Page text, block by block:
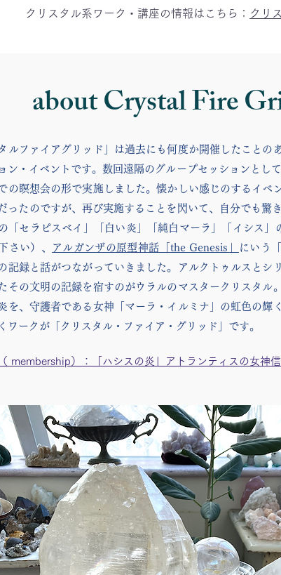
クリスタル系ワーク・講座の情報はこちら： クリ
about Crystal Fire
ルファイアグリッド」は過去にも何度か開催したことの
ン・イベントです。数回遠隔のグループセッションとし
の瞑想会の形で実施しました。懐かしい感じのするイベ
ったのですが、再び実施することを閃いて、自分でも驚
「セラピスベイ」「白い炎」「純白マーラ」「イシス」
さい）、
アルガンザの原型神話「the Genesis」
にいう
記録と話がつながっていきました。アルクトゥルスとシ
その文明の記録を宿すのがウラルのマスタークリスタル
を、守護者である女神「マーラ・イルミナ」の虹色の輝
ワークが「クリスタル・ファイア・グリッド」です。
membership）：「ハシスの炎」アトランティスの女神